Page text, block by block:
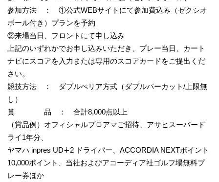
参加方法 ： ①公式WEBサイトにて参加費込み（ゼクシオ
ボール付き）プランを予約
②来場当日、フロントにて申し込み
上記のいずれかでお申し込みいただき、プレー当日、カート
ナビにスコアを入力または専用のスコアカードをご提出くだ
さい。
競技方法 ： ダブルぺリア方式（ダブルパーカット/上限無
し）
賞 品 ： 合計8,000点以上
（賞品例）オフィシャルプロアマご招待、アサヒスーパード
ライ1年分、
ヤマハ inpres UD∔2 ドライバー、ACCORDIA NEXTポイント
10,000ポイント、当社およびアコーディア社ゴルフ場無料プ
レー券ほか